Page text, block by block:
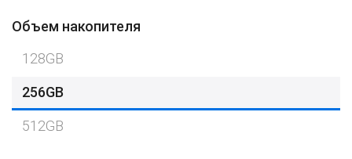
Объем накопителя
128GB
256GB
512GB